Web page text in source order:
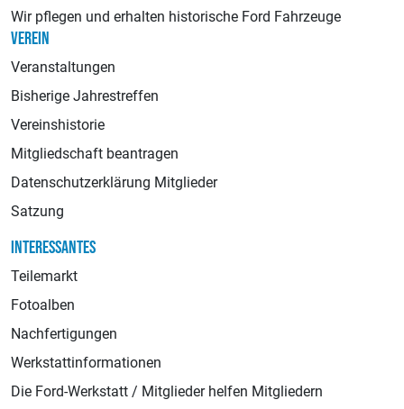
Wir pflegen und erhalten historische Ford Fahrzeuge
VEREIN
Veranstaltungen
Bisherige Jahrestreffen
Vereinshistorie
Mitgliedschaft beantragen
Datenschutzerklärung Mitglieder
Satzung
INTERESSANTES
Teilemarkt
Fotoalben
Nachfertigungen
Werkstattinformationen
Die Ford-Werkstatt / Mitglieder helfen Mitgliedern